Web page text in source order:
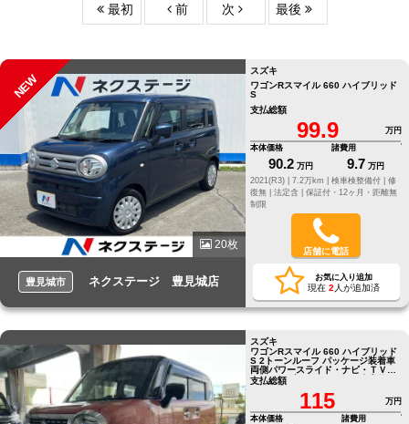
最初 前 次 最後
NEW
20枚
豊見城市 ネクステージ 豊見城店
スズキ
ワゴンRスマイル 660 ハイブリッド
S
支払総額
99.9
万円
本体価格
90.2 万円
諸費用
9.7 万円
2021(R3) |
7.2万km | 検車検整備付 | 修
復無 | 法定含 | 保証付・12ヶ月・距離無
制限
店舗に電話
お気に入り追加
現在 2 人が追加済
スズキ
ワゴンRスマイル 660 ハイブリッド
S 2トーンルーフ パッケージ装着車
両側パワースライド・ナビ・ＴＶ・
ＤＶＤ・ブルートゥース・全方位ア
ラウンドビュー・ドライブレコーダ
支払総額
115
万円
本体価格
諸費用